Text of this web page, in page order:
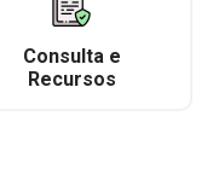
Consulta e
Recursos